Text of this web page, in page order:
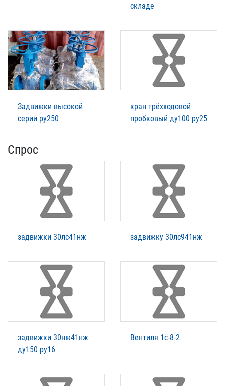
складе
Задвижки высокой
серии ру250
кран трёхходовой
пробковый ду100 ру25
Спрос
задвижки 30лс41нж задвижку 30лс941нж
задвижки 30нж41нж
ду150 ру16
Вентиля 1с-8-2